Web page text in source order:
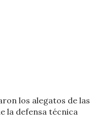
los alegatos de las
la defensa técnica